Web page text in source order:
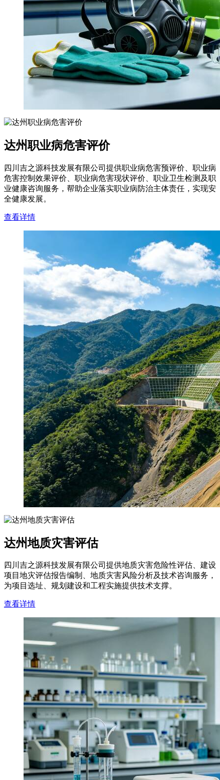
达州职业病危害评价
四川吉之源科技发展有限公司提供职业病危害预评价、职业病
危害控制效果评价、职业病危害现状评价、职业卫生检测及职
业健康咨询服务，帮助企业落实职业病防治主体责任，实现安
全健康发展。
查看详情
达州地质灾害评估
四川吉之源科技发展有限公司提供地质灾害危险性评估、建设
项目地灾评估报告编制、地质灾害风险分析及技术咨询服务，
为项目选址、规划建设和工程实施提供技术支撑。
查看详情